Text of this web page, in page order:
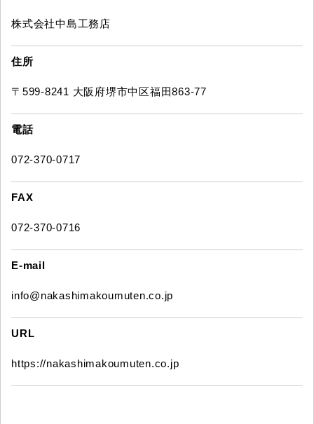
株式会社中島工務店
住所
〒599-8241 大阪府堺市中区福田863-77
電話
072-370-0717
FAX
072-370-0716
E-mail
info@nakashimakoumuten.co.jp
URL
https://nakashimakoumuten.co.jp